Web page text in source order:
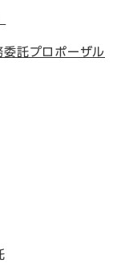
託プロポーザル